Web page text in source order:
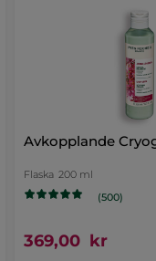
Avkopplande
Flaska 200 ml
(500)
369,00 kr